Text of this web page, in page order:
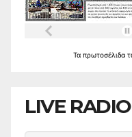
Τα πρωτοσέλιδα
LIVE